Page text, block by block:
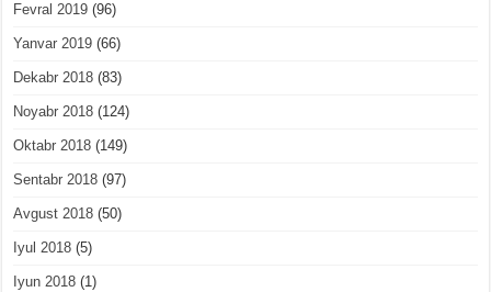
Fevral 2019 (96)
Yanvar 2019 (66)
Dekabr 2018 (83)
Noyabr 2018 (124)
Oktabr 2018 (149)
Sentabr 2018 (97)
Avgust 2018 (50)
Iyul 2018 (5)
Iyun 2018 (1)